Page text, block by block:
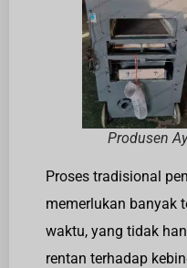
Produsen
Proses tradisional
memerlukan banyak
waktu, yang tidak
rentan terhadap